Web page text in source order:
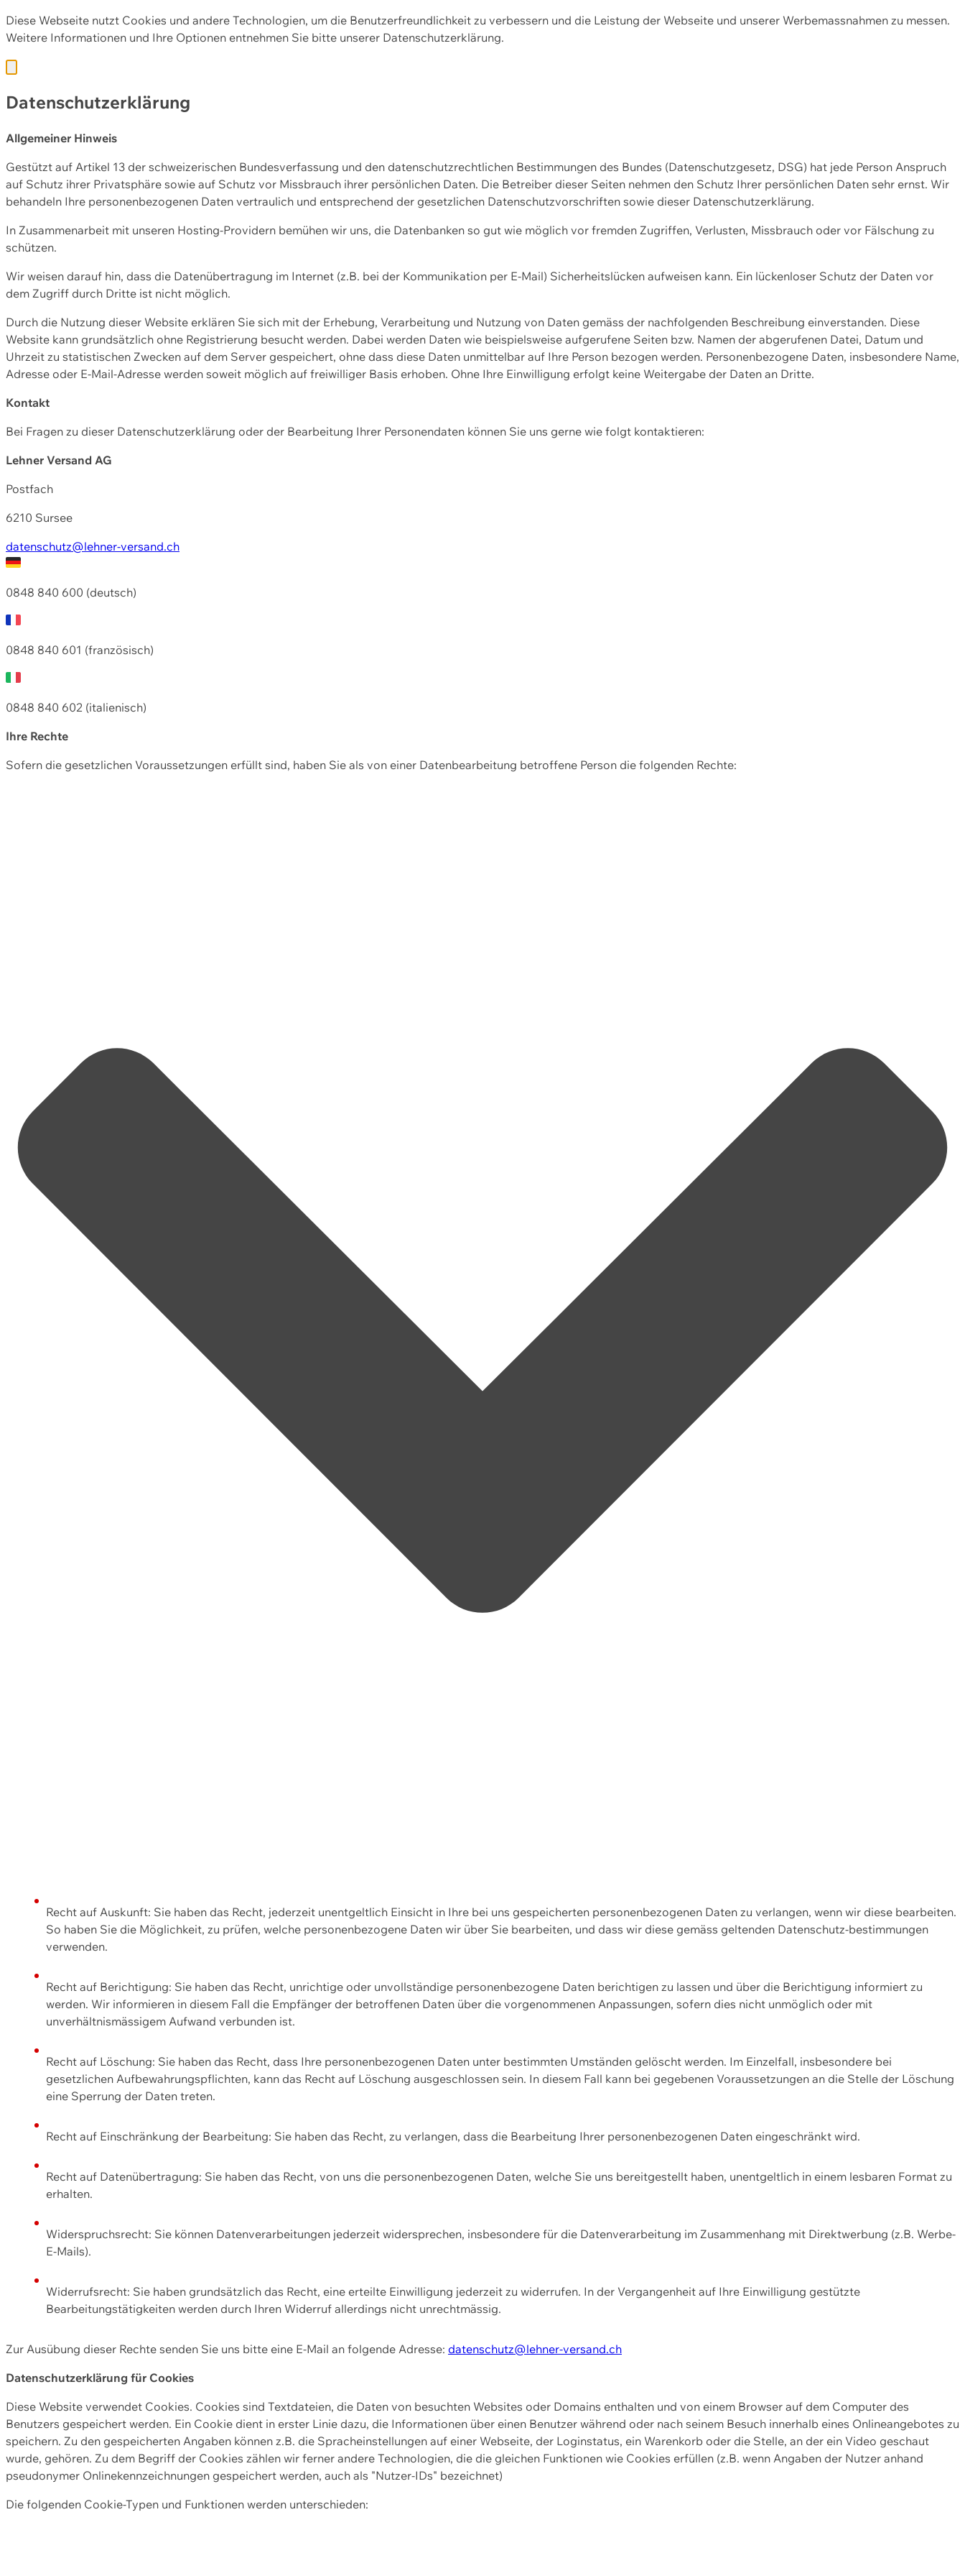
Diese Webseite nutzt Cookies und andere Technologien, um die Benutzerfreundlichkeit zu verbessern und die Leistung der Webseite und unserer Werbemassnahmen zu messen.
Weitere Informationen und Ihre Optionen entnehmen Sie bitte unserer Datenschutzerklärung.
Datenschutzerklärung
Allgemeiner Hinweis
Gestützt auf Artikel 13 der schweizerischen Bundesverfassung und den datenschutzrechtlichen Bestimmungen des Bundes (Datenschutzgesetz, DSG) hat jede Person Anspruch
auf Schutz ihrer Privatsphäre sowie auf Schutz vor Missbrauch ihrer persönlichen Daten. Die Betreiber dieser Seiten nehmen den Schutz Ihrer persönlichen Daten sehr ernst. Wir
behandeln Ihre personenbezogenen Daten vertraulich und entsprechend der gesetzlichen Datenschutzvorschriften sowie dieser Datenschutzerklärung.
In Zusammenarbeit mit unseren Hosting-Providern bemühen wir uns, die Datenbanken so gut wie möglich vor fremden Zugriffen, Verlusten, Missbrauch oder vor Fälschung zu
schützen.
Wir weisen darauf hin, dass die Datenübertragung im Internet (z.B. bei der Kommunikation per E-Mail) Sicherheitslücken aufweisen kann. Ein lückenloser Schutz der Daten vor
dem Zugriff durch Dritte ist nicht möglich.
Durch die Nutzung dieser Website erklären Sie sich mit der Erhebung, Verarbeitung und Nutzung von Daten gemäss der nachfolgenden Beschreibung einverstanden. Diese
Website kann grundsätzlich ohne Registrierung besucht werden. Dabei werden Daten wie beispielsweise aufgerufene Seiten bzw. Namen der abgerufenen Datei, Datum und
Uhrzeit zu statistischen Zwecken auf dem Server gespeichert, ohne dass diese Daten unmittelbar auf Ihre Person bezogen werden. Personenbezogene Daten, insbesondere Name,
Adresse oder E-Mail-Adresse werden soweit möglich auf freiwilliger Basis erhoben. Ohne Ihre Einwilligung erfolgt keine Weitergabe der Daten an Dritte.
Kontakt
Bei Fragen zu dieser Datenschutzerklärung oder der Bearbeitung Ihrer Personendaten können Sie uns gerne wie folgt kontaktieren:
Lehner Versand AG
Postfach
6210 Sursee
datenschutz@lehner-versand.ch
0848 840 600 (deutsch)
0848 840 601 (französisch)
0848 840 602 (italienisch)
Ihre Rechte
Sofern die gesetzlichen Voraussetzungen erfüllt sind, haben Sie als von einer Datenbearbeitung betroffene Person die folgenden Rechte:
Recht auf Auskunft: Sie haben das Recht, jederzeit unentgeltlich Einsicht in Ihre bei uns gespeicherten personenbezogenen Daten zu verlangen, wenn wir diese bearbeiten.
So haben Sie die Möglichkeit, zu prüfen, welche personenbezogene Daten wir über Sie bearbeiten, und dass wir diese gemäss geltenden Datenschutz-bestimmungen
verwenden.
Recht auf Berichtigung: Sie haben das Recht, unrichtige oder unvollständige personenbezogene Daten berichtigen zu lassen und über die Berichtigung informiert zu
werden. Wir informieren in diesem Fall die Empfänger der betroffenen Daten über die vorgenommenen Anpassungen, sofern dies nicht unmöglich oder mit
unverhältnismässigem Aufwand verbunden ist.
Recht auf Löschung: Sie haben das Recht, dass Ihre personenbezogenen Daten unter bestimmten Umständen gelöscht werden. Im Einzelfall, insbesondere bei
gesetzlichen Aufbewahrungspflichten, kann das Recht auf Löschung ausgeschlossen sein. In diesem Fall kann bei gegebenen Voraussetzungen an die Stelle der Löschung
eine Sperrung der Daten treten.
Recht auf Einschränkung der Bearbeitung: Sie haben das Recht, zu verlangen, dass die Bearbeitung Ihrer personenbezogenen Daten eingeschränkt wird.
Recht auf Datenübertragung: Sie haben das Recht, von uns die personenbezogenen Daten, welche Sie uns bereitgestellt haben, unentgeltlich in einem lesbaren Format zu
erhalten.
Widerspruchsrecht: Sie können Datenverarbeitungen jederzeit widersprechen, insbesondere für die Datenverarbeitung im Zusammenhang mit Direktwerbung (z.B. Werbe-
E-Mails).
Widerrufsrecht: Sie haben grundsätzlich das Recht, eine erteilte Einwilligung jederzeit zu widerrufen. In der Vergangenheit auf Ihre Einwilligung gestützte
Bearbeitungstätigkeiten werden durch Ihren Widerruf allerdings nicht unrechtmässig.
Zur Ausübung dieser Rechte senden Sie uns bitte eine E-Mail an folgende Adresse: datenschutz@lehner-versand.ch
Datenschutzerklärung für Cookies
Diese Website verwendet Cookies. Cookies sind Textdateien, die Daten von besuchten Websites oder Domains enthalten und von einem Browser auf dem Computer des
Benutzers gespeichert werden. Ein Cookie dient in erster Linie dazu, die Informationen über einen Benutzer während oder nach seinem Besuch innerhalb eines Onlineangebotes zu
speichern. Zu den gespeicherten Angaben können z.B. die Spracheinstellungen auf einer Webseite, der Loginstatus, ein Warenkorb oder die Stelle, an der ein Video geschaut
wurde, gehören. Zu dem Begriff der Cookies zählen wir ferner andere Technologien, die die gleichen Funktionen wie Cookies erfüllen (z.B. wenn Angaben der Nutzer anhand
pseudonymer Onlinekennzeichnungen gespeichert werden, auch als "Nutzer-IDs" bezeichnet)
Die folgenden Cookie-Typen und Funktionen werden unterschieden: